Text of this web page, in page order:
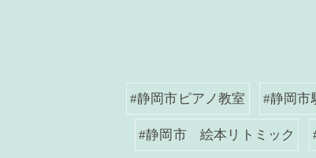
#静岡市ピアノ教室 #静岡市
#静岡市 絵本リトミック